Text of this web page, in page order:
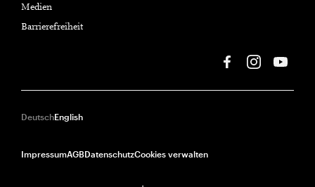
Medien
Barrierefreiheit
ImpressumAGBDatenschutzCookies verwalten
DeutschEnglish